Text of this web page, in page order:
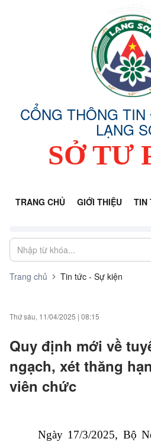
CỔNG THÔNG
LẠNG
SỞ TƯ
TRANG CHỦ GIỚI THIỆU TIN
Trang chủ Tin tức - Sự kiện
Thứ sáu, 11/04/2025 | 08:15
Quy định mới về
ngạch, xét thăng
viên chức
Ngày 17/3/2025, Bộ